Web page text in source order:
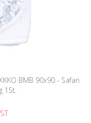
BMB 90x90 - Safari
1St.